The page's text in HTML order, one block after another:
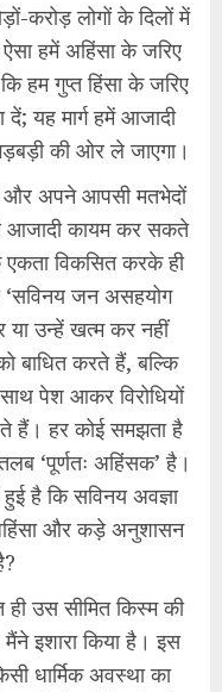
करोड़ लोगों के दिलों में
हमें अहिंसा के जरिए
हम गुप्त हिंसा के जरिए
यह मार्ग हमें आजादी
की ओर ले जाएगा।
और अपने आपसी मतभेदों
आजादी कायम कर सकते
विकसित करके ही
‘सविनय जन असहयोग
उन्हें खत्म कर नहीं
बाधित करते हैं, बल्कि
पेश आकर विरोधियों
हैं। हर कोई समझता है
‘पूर्णतः अहिंसक’ है।
है कि सविनय अवज्ञा
और कड़े अनुशासन
उस सीमित किस्म की
इशारा किया है। इस
धार्मिक अवस्था का